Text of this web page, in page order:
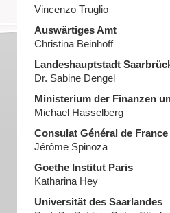
Vincenzo Truglio
Auswärtiges Amt
Christina Beinhoff
Landeshauptstadt
Dr. Sabine Dengel
Ministerium der Finanzen
Michael Hasselberg
Consulat Général de France
Jérôme Spinoza
Goethe Institut Paris
Katharina Hey
Universität des Saarlandes